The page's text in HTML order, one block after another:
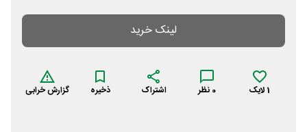
لینک خرید
1لایک 0 نظر اشتراک ذخیره گزارش خرابی